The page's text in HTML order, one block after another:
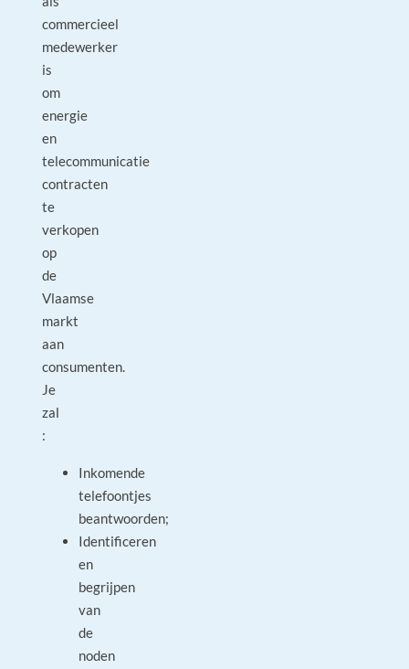
commercieel
medewerker
is
om
energie
en
telecommunicatie
contracten
te
verkopen
op
de
Vlaamse
markt
aan
consumenten.
Je
zal
:
Inkomende
telefoontjes
beantwoorden;
Identificeren
en
begrijpen
van
de
noden